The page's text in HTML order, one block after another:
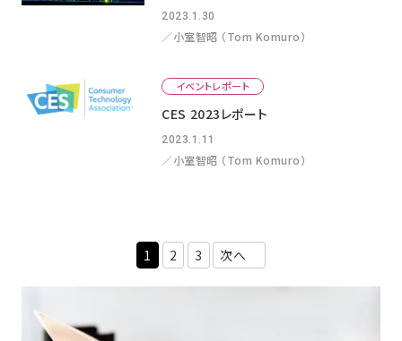
2023.1.30
／小室智昭 （Tom Komuro）
イベントレポート
CES 2023レポート
2023.1.11
／小室智昭 （Tom Komuro）
1 2 3 次へ